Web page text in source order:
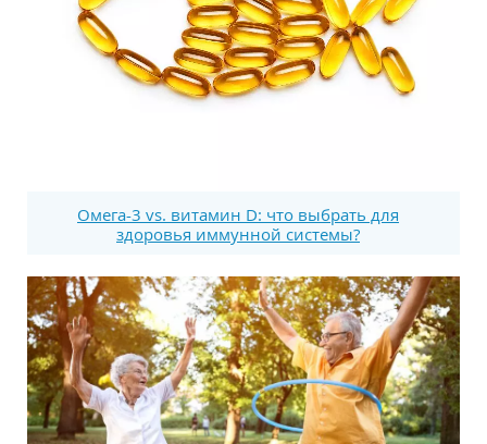
Омега-3 vs. витамин D: что выбрать для
здоровья иммунной системы?